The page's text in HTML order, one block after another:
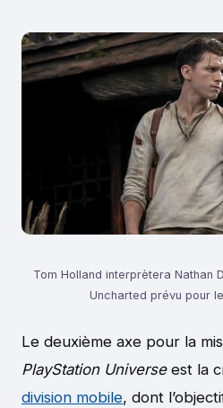
Tom Holland interprètera Nathan
Uncharted prévu pour
Le deuxième axe pour la
PlayStation Universe est la
division mobile, dont